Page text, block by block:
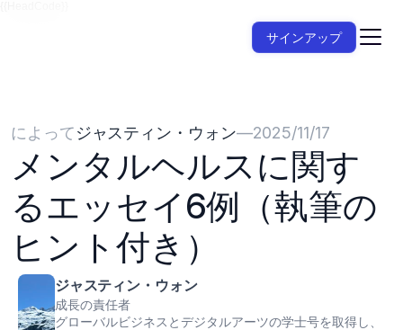
サインアップ
によってジャスティン・ウォン—2025/11/17
メンタルヘルスに関す
るエッセイ6例（執筆の
ヒント付き）
ジャスティン・ウォン
成長の責任者
グローバルビジネスとデジタルアーツの学士号を取得し、